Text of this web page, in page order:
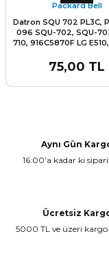
Packard Bell
Datron SQU 702 PL3C,
096 SQU-702, SQU-
710, 916C5870F LG
75,00 TL
Aynı Gün
16:00’a kadar ki
Ücretsiz
5000 TL ve üzeri kargo